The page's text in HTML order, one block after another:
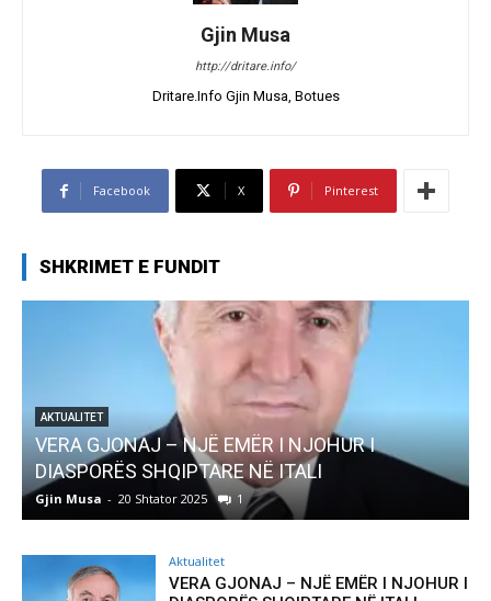
Gjin Musa
http://dritare.info/
Dritare.Info Gjin Musa, Botues
Facebook X Pinterest
SHKRIMET E FUNDIT
I
AKTUALITET
Pregaditi Gjin Musa-Rome- Shtator
Gjin Musa 8 Shtator 2025
Aktualitet
VERA GJONAJ – NJË EMËR I NJOHUR I